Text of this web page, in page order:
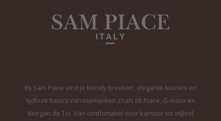
Bij Sam Piace vind je trendy broeken, elegante blazers en
tijdloze basics van topmerken zoals Mi Piace, G-maxx en
Morgan de Toi. Van comfortabel voor kantoor tot stijlvol